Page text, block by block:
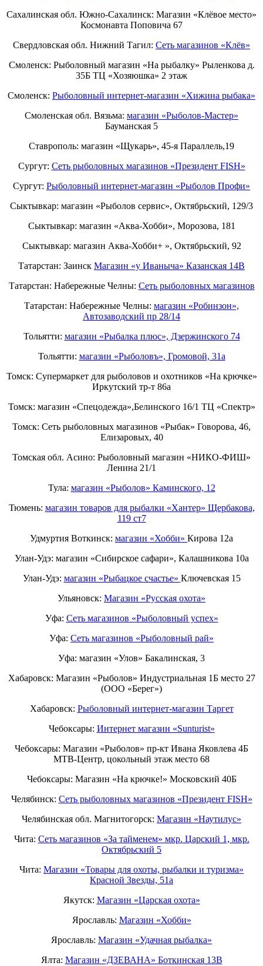
Сахалинская обл. Южно-Сахалинск: Магазин «Клёвое место»
Космонавта Поповича 67
Свердловская обл. Нижний Тагил: Cеть магазинов «Клёв»
Смоленск: Рыболовный магазин «На рыбалку» Рыленкова д.
35Б ТЦ «Хозяюшка» 2 этаж
Смоленск: Рыболовный интернет-магазин «Хижина рыбака»
Смоленская обл. Вязьма: магазин «Рыболов-Мастер»
Бауманская 5
Ставрополь: магазин «Щукарь», 45-я Параллель,19
Сургут: Сеть рыболовных магазинов «Президент FISH»
Сургут: Рыболовный интернет-магазин «Рыболов Профи»
Сыктывкар: магазин «Рыболов сервис», Октябрьский, 129/3
Сыктывкар: магазин «Аква-Хобби», Морозова, 181
Сыктывкар: магазин Аква-Хобби+ », Октябрьский, 92
Татарстан: Заинск Магазин «у Иваныча» Казанская 14В
Татарстан: Набережные Челны: Cеть рыболовных магазинов
Татарстан: Набережные Челны: магазин «Робинзон»,
Автозаводский пр 28/14
Тольятти: магазин «Рыбалка плюс», Дзержинского 74
Тольятти: магазин «Рыболовъ», Громовой, 31а
Томск: Супермаркет для рыболовов и охотников «На крючке»
Иркутский тр-т 86а
Томск: магазин «Спецодежда»,Белинского 16/1 ТЦ «Спектр»
Томск: Сеть рыболовных магазинов «Рыбак» Говорова, 46,
Елизаровых, 40
Томская обл. Асино: Рыболовный магазин «НИКО-ФИШ»
Ленина 21/1
Тула: магазин «Рыболов» Каминского, 12
Тюмень: магазин товаров для рыбалки «Хантер» Щербакова,
119 ст7
Удмуртия Воткинск: магазин «Хобби» Кирова 12а
Улан-Удэ: магазин «Сибирское сафари», Калашникова 10а
Улан-Удэ: магазин «Рыбацкое счастье» Ключевская 15
Ульяновск: Магазин «Русская охота»
Уфа: Сеть магазинов «Рыболовный успех»
Уфа: Сеть магазинов «Рыболовный рай»
Уфа: магазин «Улов» Бакалинская, 3
Хабаровск: Магазин «Рыболов» Индустриальная 1Б место 27
(ООО «Берег»)
Хабаровск: Рыболовный интернет-магазин Таргет
Чебоксары: Интернет магазин «Sunturist»
Чебоксары: Магазин «Рыболов» пр-кт Ивана Яковлева 4Б
МТВ-Центр, цокольный этаж место 68
Чебоксары: Магазин «На крючке!» Московский 40Б
Челябинск: Сеть рыболовных магазинов «Президент FISH»
Челябинская обл. Магнитогорск: Магазин «Наутилус»
Чита: Сеть магазинов «За тайменем» мкр. Царский 1, мкр.
Октябрьский 5
Чита: Магазин «Товары для охоты, рыбалки и туризма»
Красной Звезды, 51а
Якутск: Магазин «Царская охота»
Ярославль: Магазин «Хобби»
Ярославль: Магазин «Удачная рыбалка»
Ялта: Магазин «ДЗЕВАНА» Боткинская 13В